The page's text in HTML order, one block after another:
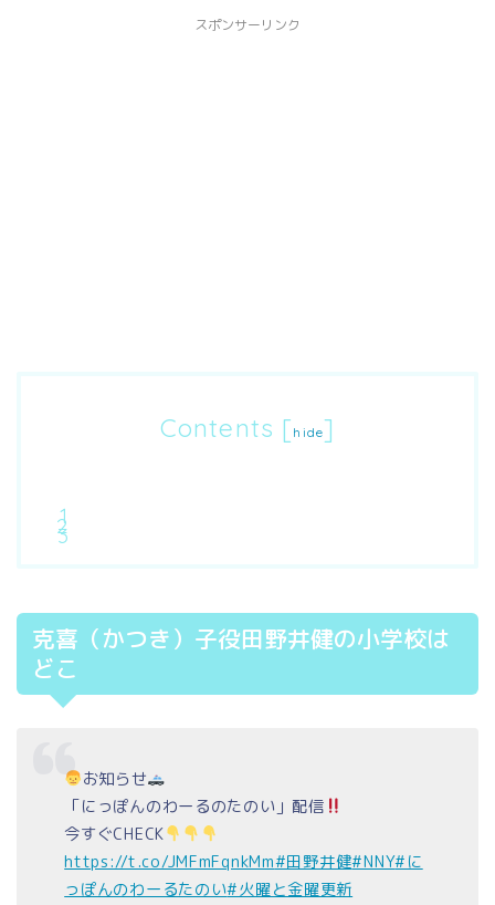
スポンサーリンク
Contents [ hide]
克喜（かつき）子役田野井健の小学校は
どこ
お知らせ
「にっぽんのわーるのたのい」配信
今すぐCHECK
https://t.co/JMFmFqnkMm#田野井健#NNY#に
っぽんのわーるたのい#火曜と金曜更新